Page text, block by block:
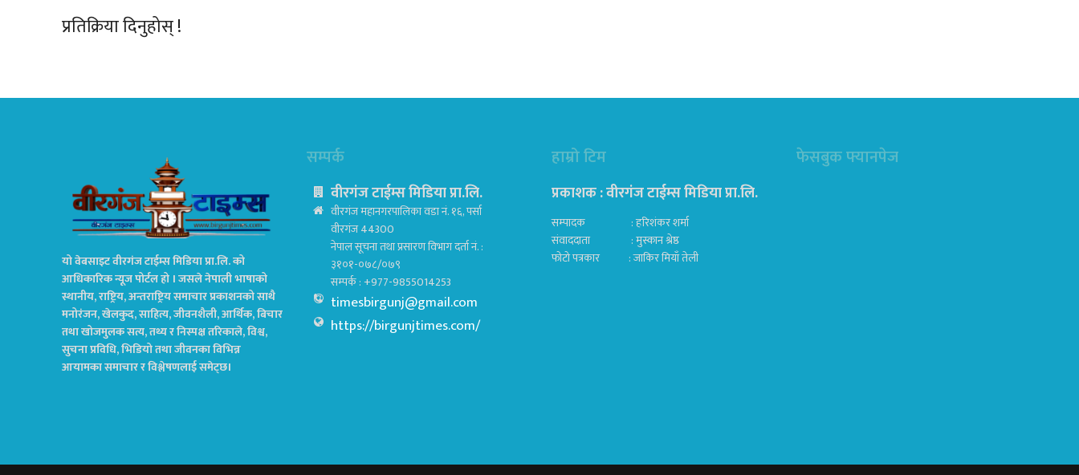
प्रतिक्रिया दिनुहोस् !
यो वेबसाइट वीरगंज टाईम्स मिडिया प्रा.लि. को
आधिकारिक न्यूज पोर्टल हो । जसले नेपाली भाषाको
स्थानीय, राष्ट्रिय, अन्तराष्ट्रिय समाचार प्रकाशनको साथै
मनोरंजन, खेलकुद, साहित्य, जीवनशैली, आर्थिक, बिचार
तथा खोजमुलक सत्य, तथ्य र निस्पक्ष तरिकाले, विश्व,
सुचना प्रविधि, भिडियो तथा जीवनका विभिन्न
आयामका समाचार र विश्लेषणलाई समेट्छ।
सम्पर्क
वीरगंज टाईम्स मिडिया प्रा.लि.
वीरगंज महानगरपालिका वडा नं. १६, पर्सा
वीरगंज 44300
नेपाल सूचना तथा प्रसारण विभाग दर्ता नं. :
३१०१-०७८/०७९
सम्पर्क : +977-9855014253
timesbirgunj@gmail.com
https://birgunjtimes.com/
हाम्रो टिम
प्रकाशक : वीरगंज टाईम्स मिडिया प्रा‍.लि.
सम्पादक : हरिशंकर शर्मा
संवाददाता : मुस्कान श्रेष्ठ
फोटो पत्रकार : जाकिर मियाँ तेली
फेसबुक फ्यानपेज